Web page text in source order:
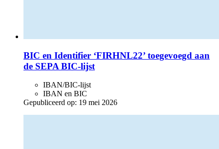
BIC en Identifier ‘FIRHNL22’ toegevoegd aan
de SEPA BIC-lijst
IBAN/BIC-lijst
IBAN en BIC
Gepubliceerd op: 19 mei 2026